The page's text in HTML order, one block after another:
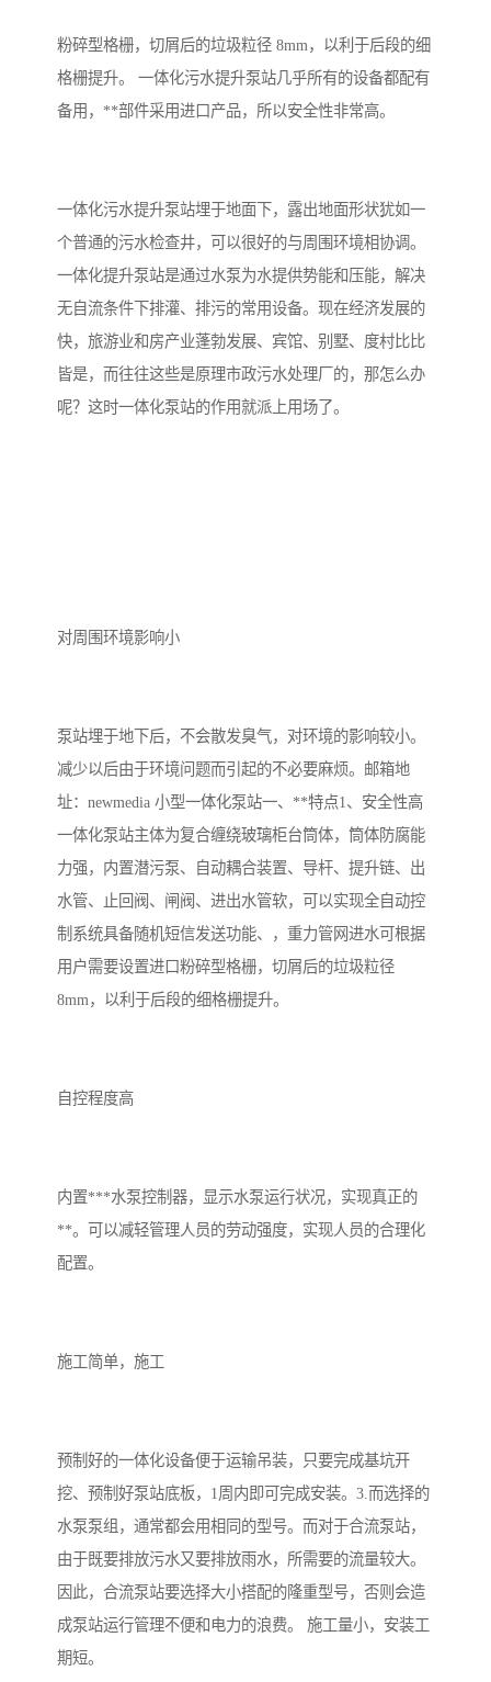
粉碎型格栅，切屑后的垃圾粒径 8mm，以利于后段的细
格栅提升。 一体化污水提升泵站几乎所有的设备都配有
备用，**部件采用进口产品，所以安全性非常高。
一体化污水提升泵站埋于地面下，露出地面形状犹如一
个普通的污水检查井，可以很好的与周围环境相协调。
一体化提升泵站是通过水泵为水提供势能和压能，解决
无自流条件下排灌、排污的常用设备。现在经济发展的
快，旅游业和房产业蓬勃发展、宾馆、别墅、度村比比
皆是，而往往这些是原理市政污水处理厂的，那怎么办
呢？这时一体化泵站的作用就派上用场了。
对周围环境影响小
泵站埋于地下后，不会散发臭气，对环境的影响较小。
减少以后由于环境问题而引起的不必要麻烦。邮箱地
址：newmedia 小型一体化泵站一、**特点1、安全性高
一体化泵站主体为复合缠绕玻璃柜台筒体，筒体防腐能
力强，内置潜污泵、自动耦合装置、导杆、提升链、出
水管、止回阀、闸阀、进出水管软，可以实现全自动控
制系统具备随机短信发送功能、，重力管网进水可根据
用户需要设置进口粉碎型格栅，切屑后的垃圾粒径
8mm，以利于后段的细格栅提升。
自控程度高
内置***水泵控制器，显示水泵运行状况，实现真正的
**。可以减轻管理人员的劳动强度，实现人员的合理化
配置。
施工简单，施工
预制好的一体化设备便于运输吊装，只要完成基坑开
挖、预制好泵站底板，1周内即可完成安装。3.而选择的
水泵泵组，通常都会用相同的型号。而对于合流泵站，
由于既要排放污水又要排放雨水，所需要的流量较大。
因此，合流泵站要选择大小搭配的隆重型号，否则会造
成泵站运行管理不便和电力的浪费。 施工量小，安装工
期短。
备
汽车污水处理设备 你猜生活污水处理设备
农村生活污水处理设备 玻璃钢污水处理设备
生活污水处理设备 医疗污水处理设备
风景区生活一体化设备 纺织印染废水
豆制品污水